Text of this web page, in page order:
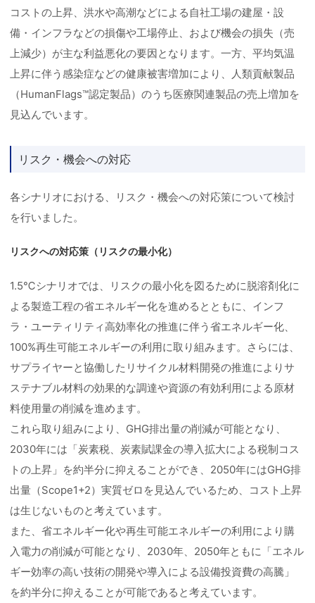
コストの上昇、洪水や高潮などによる自社工場の建屋・設
備・インフラなどの損傷や工場停止、および機会の損失（売
上減少）が主な利益悪化の要因となります。一方、平均気温
上昇に伴う感染症などの健康被害増加により、人類貢献製品
（HumanFlags™認定製品）のうち医療関連製品の売上増加を
見込んでいます。
リスク・機会への対応
各シナリオにおける、リスク・機会への対応策について検討
を行いました。
リスクへの対応策（リスクの最小化）
1.5℃シナリオでは、リスクの最小化を図るために脱溶剤化に
よる製造工程の省エネルギー化を進めるとともに、インフ
ラ・ユーティリティ高効率化の推進に伴う省エネルギー化、
100%再生可能エネルギーの利用に取り組みます。さらには、
サプライヤーと協働したリサイクル材料開発の推進によりサ
ステナブル材料の効果的な調達や資源の有効利用による原材
料使用量の削減を進めます。
これら取り組みにより、GHG排出量の削減が可能となり、
2030年には「炭素税、炭素賦課金の導入拡大による税制コス
トの上昇」を約半分に抑えることができ、2050年にはGHG排
出量（Scope1+2）実質ゼロを見込んでいるため、コスト上昇
は生じないものと考えています。
また、省エネルギー化や再生可能エネルギーの利用により購
入電力の削減が可能となり、2030年、2050年ともに「エネル
ギー効率の高い技術の開発や導入による設備投資費の高騰」
を約半分に抑えることが可能であると考えています。